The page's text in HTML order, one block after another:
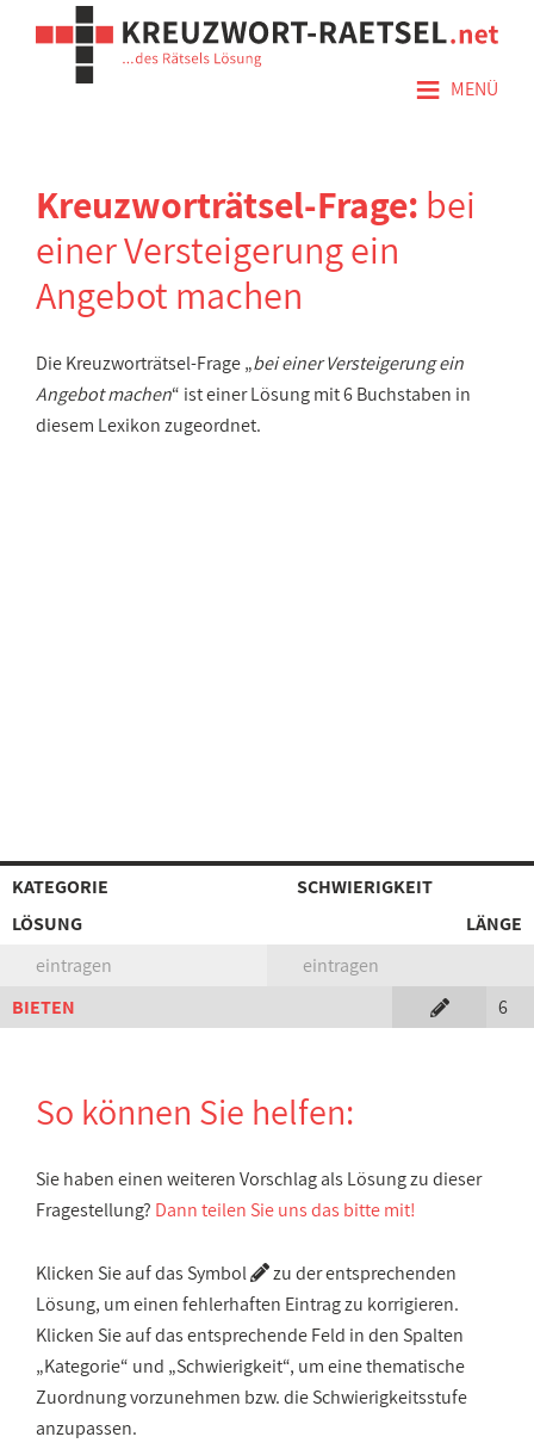
≡ MENÜ
Kreuzworträtsel-Frage: bei
einer Versteigerung ein
Angebot machen
Die Kreuzworträtsel-Frage „bei einer Versteigerung ein
Angebot machen“ ist einer Lösung mit 6 Buchstaben in
diesem Lexikon zugeordnet.
KATEGORIE
SCHWIERIGKEIT
LÖSUNG
LÄNGE
eintragen
eintragen
BIETEN
6
So können Sie helfen:
Sie haben einen weiteren Vorschlag als Lösung zu dieser
Fragestellung? Dann teilen Sie uns das bitte mit!
Klicken Sie auf das Symbol
zu der entsprechenden
Lösung, um einen fehlerhaften Eintrag zu korrigieren.
Klicken Sie auf das entsprechende Feld in den Spalten
„Kategorie“ und „Schwierigkeit“, um eine thematische
Zuordnung vorzunehmen bzw. die Schwierigkeitsstufe
anzupassen.